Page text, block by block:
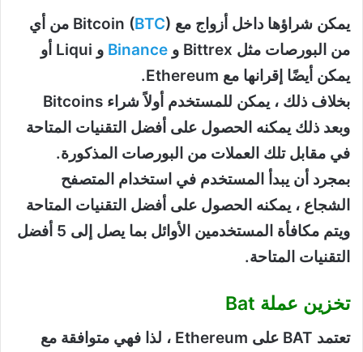
يمكن شراؤها داخل أزواج مع Bitcoin ( BTC
) من أي
من البورصات مثل Bittrex و
Binance
و Liqui أو
يمكن أيضًا إقرانها مع Ethereum.
بخلاف ذلك ، يمكن للمستخدم أولاً شراء Bitcoins
وبعد ذلك يمكنه الحصول على أفضل التقنيات المتاحة
في مقابل تلك العملات من البورصات المذكورة.
بمجرد أن يبدأ المستخدم في استخدام المتصفح
الشجاع ، يمكنه الحصول على أفضل التقنيات المتاحة
ويتم مكافأة المستخدمين الأوائل بما يصل إلى 5 أفضل
التقنيات المتاحة.
تخزين عملة Bat
تعتمد BAT على Ethereum ، لذا فهي متوافقة مع